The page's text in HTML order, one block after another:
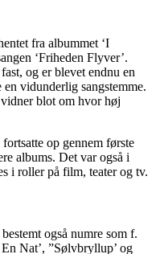
fra albummet ‘I
‘Friheden Flyver’.
og er blevet endnu en
vidunderlig sangstemme.
blot om hvor høj
op gennem første
albums. Det var også i
i roller på film, teater og tv.
også numre som f.
Nat’, ”Sølvbryllup’ og